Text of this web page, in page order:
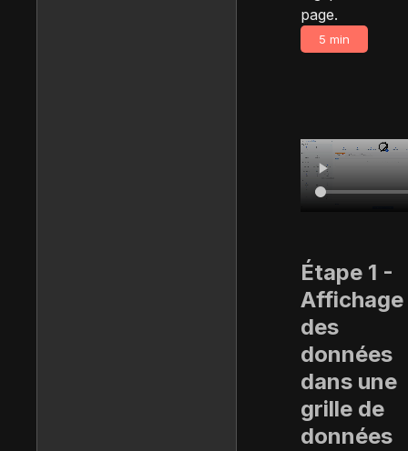
page.
5 min
Étape 1 -
Affichage
des
données
dans une
grille de
données